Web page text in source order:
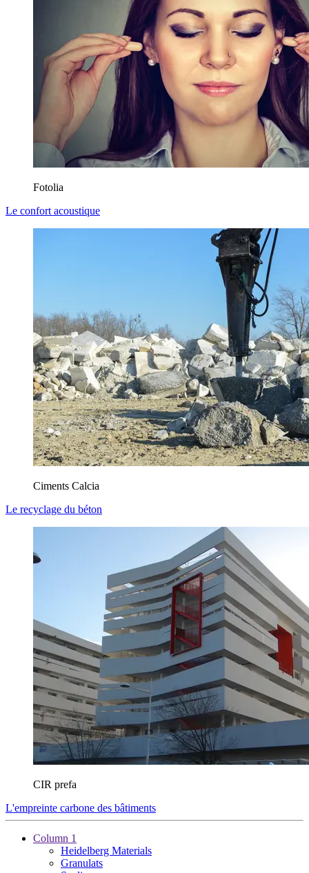
Fotolia
Le confort acoustique
Ciments Calcia
Le recyclage du béton
CIR prefa
L'empreinte carbone des bâtiments
Column 1
Heidelberg Materials
Granulats